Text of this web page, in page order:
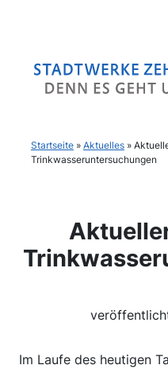
Startseite » Aktuelles »
Trinkwasseruntersuchungen
Im Laufe des heutigen